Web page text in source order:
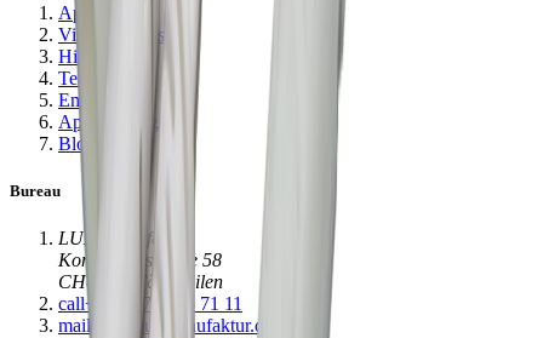
Aperçu
Vision et mission
Histoire
Team
Emploi
Apprentissages
Blog
Bureau
LUX-Manufaktur
Konstanzerstrasse 58
CH-8274 Tägerwilen
call+41 (0)71 666 71 11
mail info@luxmanufaktur.ch